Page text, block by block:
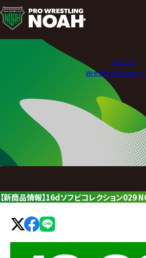
ニ
ュ
レ
ス
リ
グ・
ニュース
Wrestle Universe ↗︎
【新商品情報】16dソフビコレクション029